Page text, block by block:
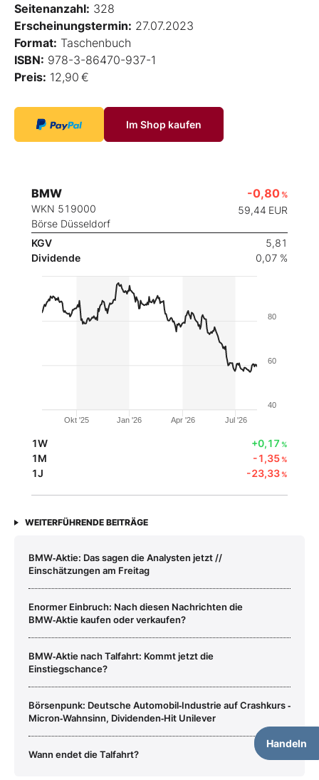
Seitenanzahl: 328
Erscheinungstermin: 27.07.2023
Format: Taschenbuch
ISBN: 978-3-86470-937-1
Preis: 12,90 €
Im Shop kaufen
BMW
WKN 519000
Börse Düsseldorf
-0,80 %
59,44 EUR
KGV
5,81
Dividende
0,07 %
Handeln
Okt '25 Jan '26 Apr '26 Jul '26
40
60
80
1W +0,17 %
1M -1,35%
1J -23,33%
WEITERFÜHRENDE BEITRÄGE
BMW‑Aktie: Das sagen die Analysten jetzt //
Einschätzungen am Freitag
Enormer Einbruch: Nach diesen Nachrichten die
BMW‑Aktie kaufen oder verkaufen?
BMW‑Aktie nach Talfahrt: Kommt jetzt die
Einstiegschance?
Börsenpunk: Deutsche Automobil‑Industrie auf Crashkurs ‑
Micron‑Wahnsinn, Dividenden‑Hit Unilever
Wann endet die Talfahrt?